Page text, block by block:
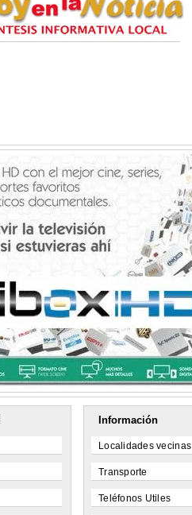
Información
Localidades vecinas
Transporte
Teléfonos Utiles